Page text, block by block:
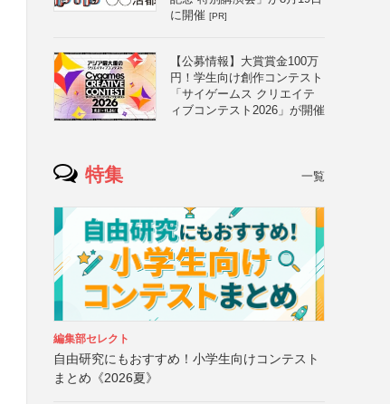
に開催 [PR]
【公募情報】大賞賞金100万
円！学生向け創作コンテスト
「サイゲームス クリエイテ
ィブコンテスト2026」が開催
特集 一覧
編集部セレクト
自由研究にもおすすめ！小学生向けコンテスト
まとめ《2026夏》